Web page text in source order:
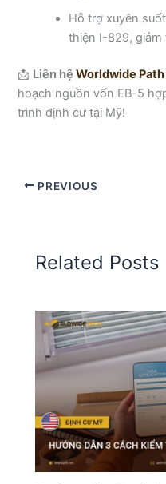
Hỗ trợ xuyên
thiện I-829, giảm
📩 Liên hệWorldwide Path
hoạch nguồn vốn EB-5
trình định cư tại Mỹ!
PREVIOUS
Related Posts